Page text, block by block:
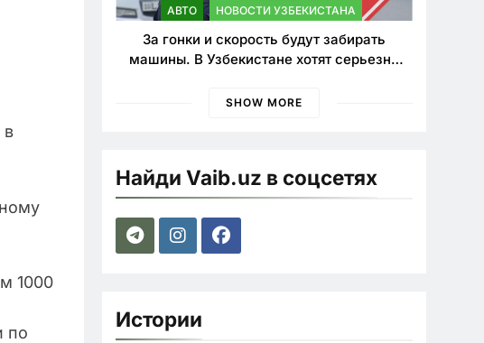
в
1000
по
АВТО НОВОСТИ УЗБЕКИСТАНА
За гонки и скорость будут забирать
машины. В Узбекистане хотят серьезно
SHOW MORE
Найди Vaib.uz в соцсетях
Истории